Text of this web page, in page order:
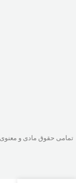
تمامی حقوق مادی و